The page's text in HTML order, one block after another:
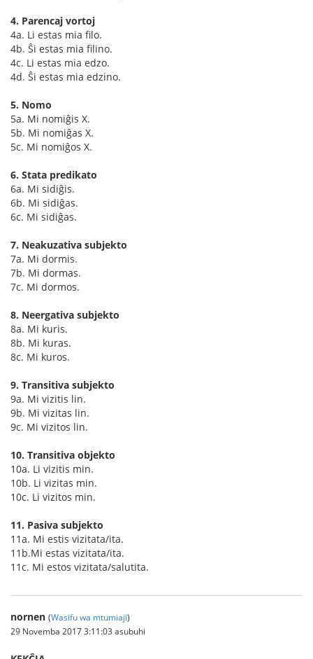
4. Parencaj vortoj
4a. Li estas mia filo.
4b. Ŝi estas mia filino.
4c. Li estas mia edzo.
4d. Ŝi estas mia edzino.
5. Nomo
5a. Mi nomiĝis X.
5b. Mi nomiĝas X.
5c. Mi nomiĝos X.
6. Stata predikato
6a. Mi sidiĝis.
6b. Mi sidiĝas.
6c. Mi sidiĝas.
7. Neakuzativa subjekto
7a. Mi dormis.
7b. Mi dormas.
7c. Mi dormos.
8. Neergativa subjekto
8a. Mi kuris.
8b. Mi kuras.
8c. Mi kuros.
9. Transitiva subjekto
9a. Mi vizitis lin.
9b. Mi vizitas lin.
9c. Mi vizitos lin.
10. Transitiva objekto
10a. Li vizitis min.
10b. Li vizitas min.
10c. Li vizitos min.
11. Pasiva subjekto
11a. Mi estis vizitata/ita.
11b.Mi estas vizitata/ita.
11c. Mi estos vizitata/salutita.
nornen (Wasifu wa mtumiaji)
29 Novemba 2017 3:11:03 asubuhi